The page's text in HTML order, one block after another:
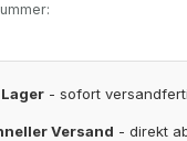
- sofort
Versand - direkt